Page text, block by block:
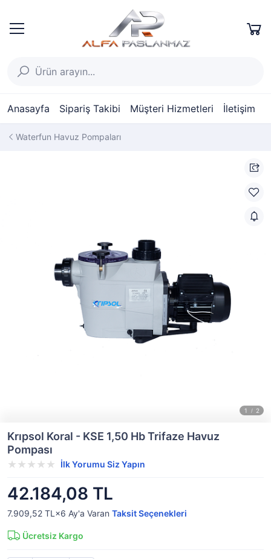
Anasayfa Sipariş Takibi Müşteri Hizmetleri İletişim
Waterfun Havuz Pompaları
Krıpsol Koral - KSE 1,50 Hb Trifaze Havuz
Pompası
İlk Yorumu Siz Yapın
42.184,08 TL
7.909,52 TL×6 Ay'a Varan Taksit Seçenekleri
Ücretsiz Kargo